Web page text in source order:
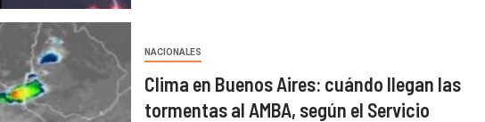
NACIONALES
Clima en Buenos Aires: cuándo llegan las
tormentas al AMBA, según el Servicio